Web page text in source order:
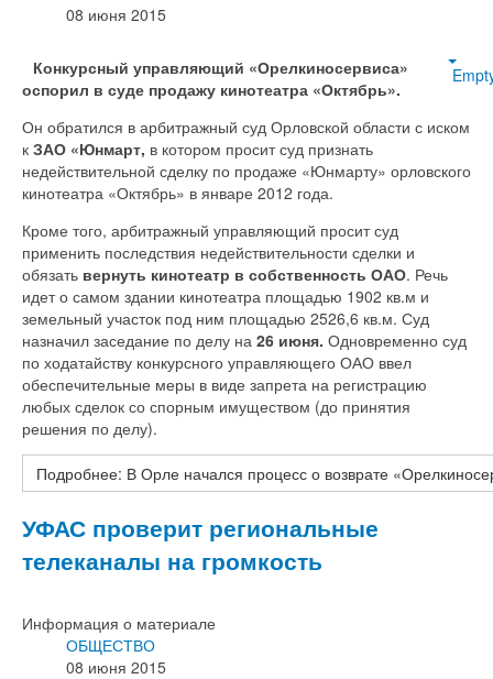
08 июня 2015
Конкурсный управляющий «Орелкиносервиса»
оспорил в суде продажу кинотеатра «Октябрь».
Он обратился в арбитражный суд Орловской области с иском
к ЗАО «Юнмарт, в котором просит суд признать
недействительной сделку по продаже «Юнмарту» орловского
кинотеатра «Октябрь» в январе 2012 года.
Кроме того, арбитражный управляющий просит суд
применить последствия недействительности сделки и
обязать вернуть кинотеатр в собственность ОАО. Речь
идет о самом здании кинотеатра площадью 1902 кв.м и
земельный участок под ним площадью 2526,6 кв.м. Суд
назначил заседание по делу на 26 июня. Одновременно суд
по ходатайству конкурсного управляющего ОАО ввел
обеспечительные меры в виде запрета на регистрацию
любых сделок со спорным имуществом (до принятия
решения по делу).
Подробнее: В Орле начался процесс о возврате
УФАС проверит региональные
телеканалы на громкость
Информация о материале
ОБЩЕСТВО
08 июня 2015